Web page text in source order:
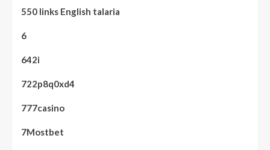
550 links English talaria
6
642i
722p8q0xd4
777casino
7Mostbet